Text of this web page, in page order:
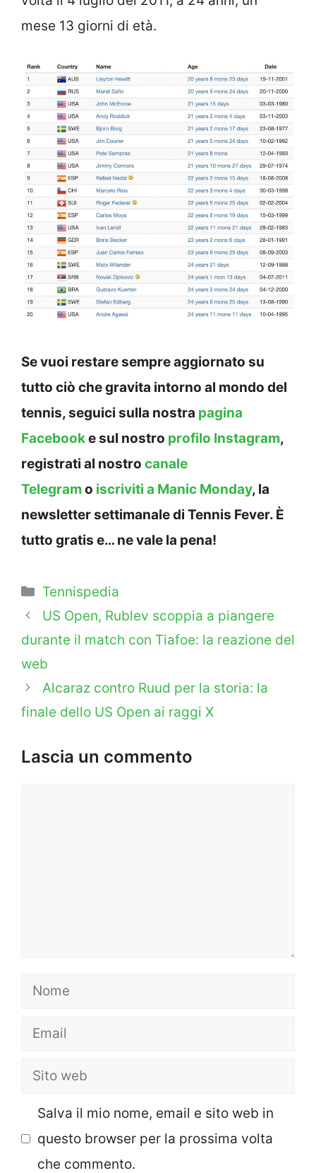
mese 13 giorni di età.
Se vuoi restare sempre aggiornato su
tutto ciò che gravita intorno al mondo del
tennis, seguici sulla nostra pagina
Facebooke sul nostro profilo Instagram,
registrati al nostro canale
Telegramo iscriviti a Manic Monday, la
newsletter settimanale di Tennis Fever. È
tutto gratis e… ne vale la pena!
Categorie
Tennispedia
US Open, Rublev scoppia a piangere
durante il match con Tiafoe: la reazione del
web
Alcaraz contro Ruud per la storia: la
finale dello US Open ai raggi X
Lascia un commento
Nome
Email
Sito
Salva il mio nome, email e sito web in
questo browser per la prossima volta
che commento.